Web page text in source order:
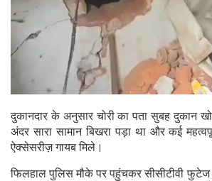
दुकानदार के अनुसार चोरी का पता सुबह दुकान
अंदर सारा सामान बिखरा पड़ा था और कई
ऐक्सेसरीज़ गायब मिले।
फिलहाल पुलिस मौके पर पहुंचकर सीसीटीवी फुटेज